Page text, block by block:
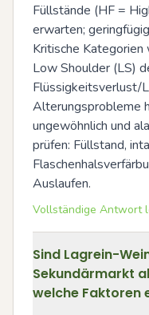
Füllstände (HF =
erwarten;
Kritische
Low Shoulder (LS)
Flüssigkeitsverlust/
Alterungsprobleme
ungewöhnlich und
prüfen: Füllstand,
Auslaufen.
Vollständige Antwort
Sind Lagrein-
Sekundärmarkt
welche Faktoren